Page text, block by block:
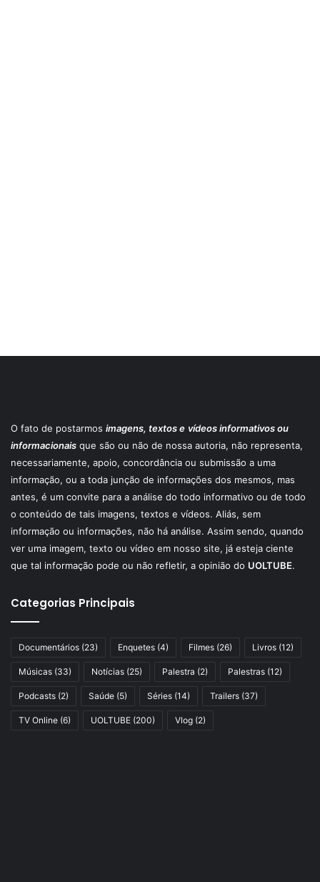
O fato de postarmos imagens, textos e vídeos informativos ou
informacionais que são ou não de nossa autoria, não representa,
necessariamente, apoio, concordância ou submissão a uma
informação, ou a toda junção de informações dos mesmos, mas
antes, é um convite para a análise do todo informativo ou de todo
o conteúdo de tais imagens, textos e vídeos. Aliás, sem
informação ou informações, não há análise. Assim sendo, quando
ver uma imagem, texto ou vídeo em nosso site, já esteja ciente
que tal informação pode ou não refletir, a opinião do UOLTUBE.
Categorias Principais
Documentários (23) Enquetes (4) Filmes (26) Livros (12)
Músicas (33) Notícias (25) Palestra (2) Palestras (12)
Podcasts (2) Saúde (5) Séries (14) Trailers (37)
TV Online (6) UOLTUBE (200) Vlog (2)